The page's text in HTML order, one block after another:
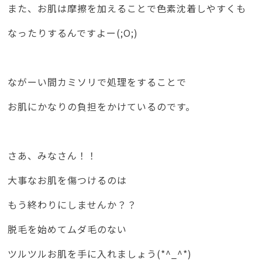
また、お肌は摩擦を加えることで色素沈着しやすくも
なったりするんですよー(;O;)
ながーい間カミソリで処理をすることで
お肌にかなりの負担をかけているのです。
さあ、みなさん！！
大事なお肌を傷つけるのは
もう終わりにしませんか？？
脱毛を始めてムダ毛のない
ツルツルお肌を手に入れましょう(*^_^*)